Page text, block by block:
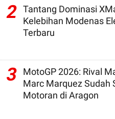
2 Tantang Dominasi
Kelebihan Modenas
Terbaru
3
MotoGP 2026: Rival
Marc Marquez Sudah
Motoran di Aragon